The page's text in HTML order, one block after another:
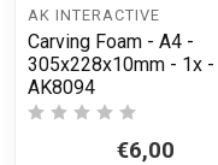
AK INTERACTIVE
Carving Foam - A4 -
305x228x10mm - 1x -
AK8094
€6,00